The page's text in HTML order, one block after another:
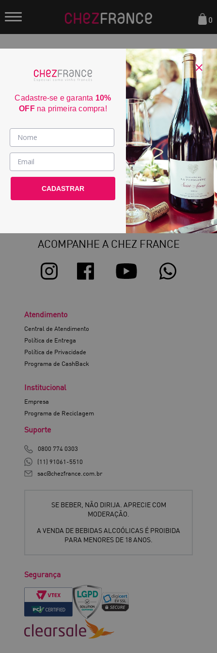
Vinhos >
País / Região >
Le Club >
0
Sua busca não encontrou nenhum resultado.
Parcele em até 6x sem juros
consulte condiçoes
Frete Grátis acima de R$350
consulte condiçoes
3% de desconto no boleto
consulte condiçoes
Entrega em até 4 dias úteis
consulte condiçoes
ACOMPANHE A CHEZ FRANCE
Atendimento
Central de Atendimento
Política de Entrega
Política de Privacidade
Programa de CashBack
Institucional
Empresa
Programa de Reciclagem
Suporte
0800 774 0303
(11) 91061-5510
sac@chezfrance.com.br
SE BEBER, NÃO DIRIJA. APRECIE COM
MODERAÇÃO.
A VENDA DE BEBIDAS ALCOÓLICAS É PROIBIDA
PARA MENORES DE 18 ANOS.
Segurança
Cadastre-se e garanta 10%
OFFna primeira compra!
CADASTRAR